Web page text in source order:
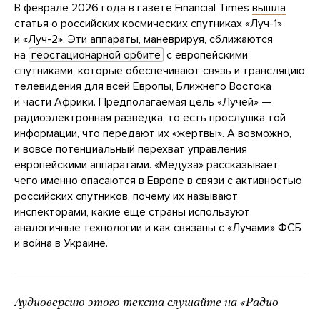
В феврале 2026 года в газете Financial Times вышла
статья о российских космических спутниках «Луч-1»
и «Луч-2». Эти аппараты, маневрируя, сближаются
на геостационарной орбите с европейскими
спутниками, которые обеспечивают связь и трансляцию
телевидения для всей Европы, Ближнего Востока
и части Африки. Предполагаемая цель «Лучей» —
радиоэлектронная разведка, то есть прослушка той
информации, что передают их «жертвы». А возможно,
и вовсе потенциальный перехват управления
европейскими аппаратами. «Медуза» рассказывает,
чего именно опасаются в Европе в связи с активностью
российских спутников, почему их называют
инспекторами, какие еще страны используют
аналогичные технологии и как связаны с «Лучами» ФСБ
и война в Украине.
Аудиоверсию этого текста слушайте на «Радио